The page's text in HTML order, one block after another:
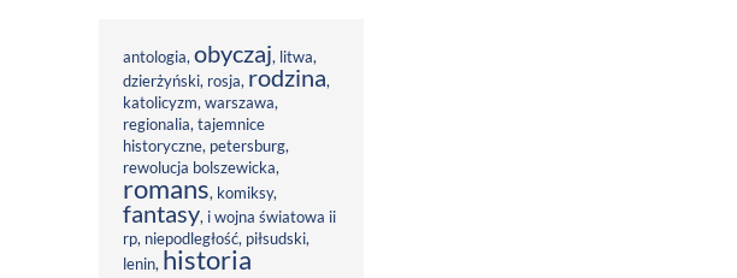
antologia,obyczaj, litwa,
dzierżyński, rosja, rodzina,
katolicyzm,warszawa,
regionalia,tajemnice
historyczne, petersburg,
rewolucja bolszewicka,
romans, komiksy,
fantasy, i wojna światowa ii
rp, niepodległość, piłsudski,
lenin, historia